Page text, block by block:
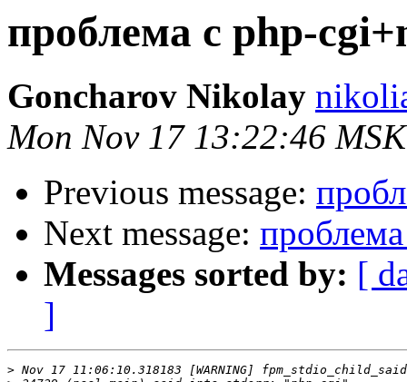
проблема с php-
Goncharov Nikolay
Mon Nov 17 13:22:46
Previous message:
Next message:
Messages sorted by: [
]
>